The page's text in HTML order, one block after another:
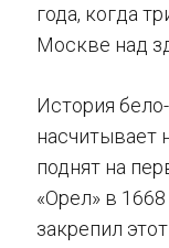
года, когда
Москве над
История
насчитывает
поднят на
«Орел» в
закрепил